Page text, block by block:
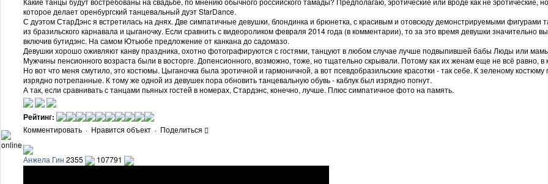
online
которое делает оренбургский танцевальный дуэт StarDance.
С дуэтом СтарДэнс я встретилась на днях. Две симпатичные девушки, блондинка и брюнетка, с красивым и отовсюду демонстрируемыми
из бразильского карнавала и цыганочку. Если сравнить с видеороликом февраля 2014 года (в комментарии), то за это время девушки значительно
включив бутидэнс. На самом Ютьюбе предложение от канкана до садомазо.
Девушки хорошо оживляют канву праздника, охотно фотографируются с гостями, танцуют в любом случае лучше подвыпившей бабы Люды или
Мужчины пенсионного возраста были в восторге. Допенсионного, возможно, тоже, но тщательно скрывали. Потому как их женам еще не всё равно, в
Но вот что меня смутило, это костюмы. Цыганочка была эротичной и гармоничной, а вот псевдобразильские красотки - так себе. К зеленому
изрядно потрепанные. К тому же одной из девушек пора обновить танцевальную обувь - каблук был изрядно погнут.
А так, если сравнивать с танцами пьяных гостей в номерах, Стардэнс, конечно, лучше. Плюс симпатичное фото на память.
Рейтинг:
Комментировать · Нравится объект · Поделиться
Анжела Гин 2355 107791